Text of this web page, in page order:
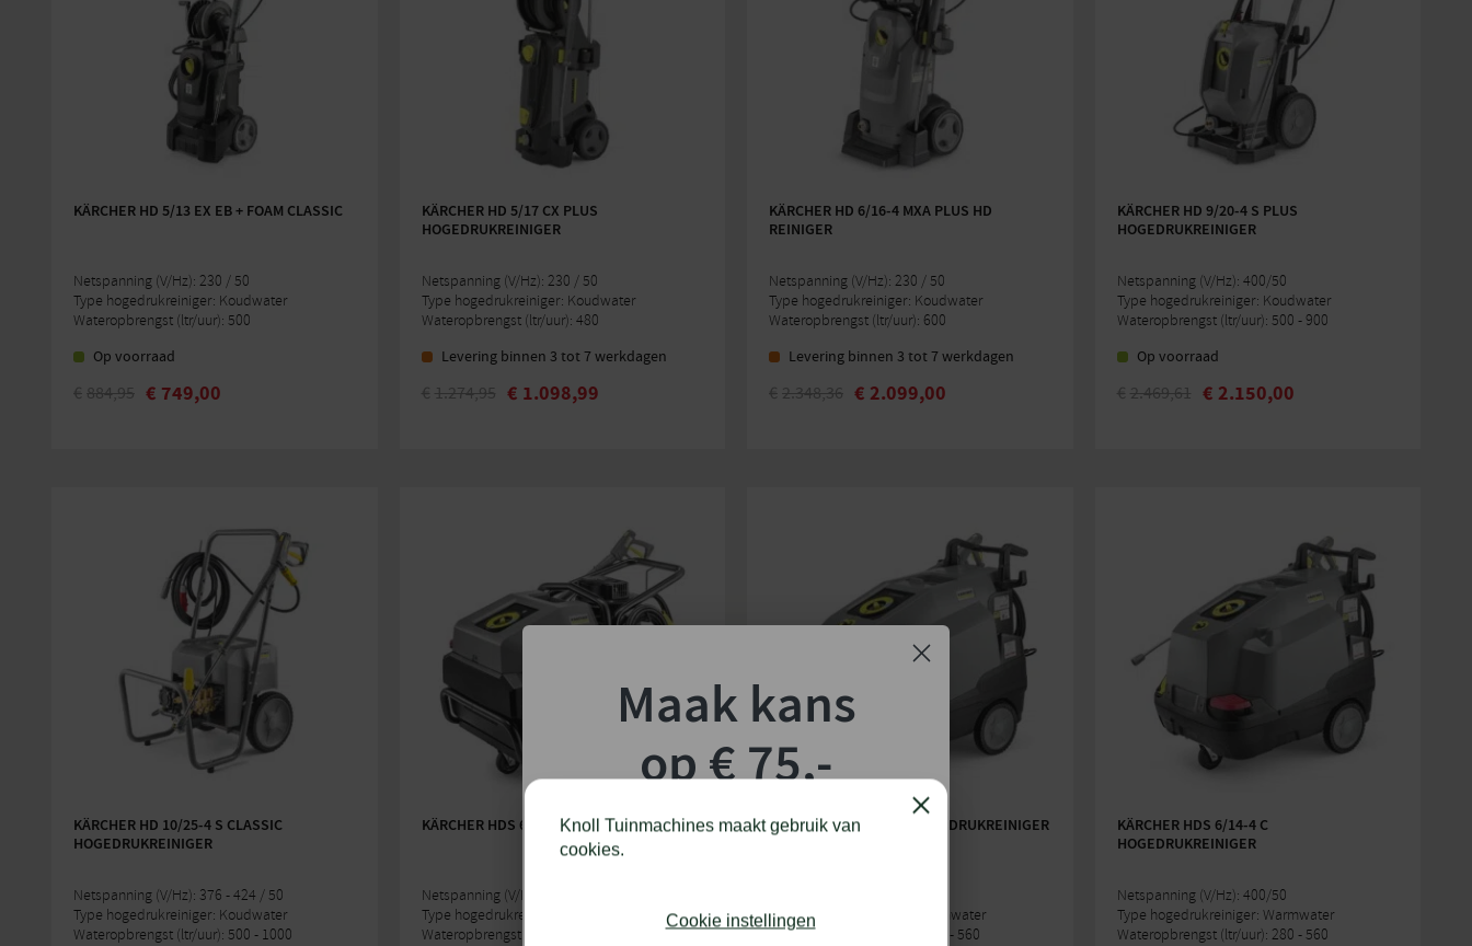
KÄRCHER HD 5/13 EX EB + FOAM CLASSIC
Netspanning (V/Hz): 230 / 50
Type hogedrukreiniger: Koudwater
Wateropbrengst (ltr/uur): 500
Op voorraad
€ 884,95 € 749,00
KÄRCHER HD 5/17 CX PLUS
HOGEDRUKREINIGER
Netspanning (V/Hz): 230 / 50
Type hogedrukreiniger: Koudwater
Wateropbrengst (ltr/uur): 480
Levering binnen 3 tot 7 werkdagen
€ 1.274,95 € 1.098,99
KÄRCHER HD 6/16-4 MXA PLUS HD
REINIGER
Netspanning (V/Hz): 230 / 50
Type hogedrukreiniger: Koudwater
Wateropbrengst (ltr/uur): 600
Levering binnen 3 tot 7 werkdagen
€ 2.348,36 € 2.099,00
KÄRCHER HD 9/20-4 S PLUS
HOGEDRUKREINIGER
Netspanning (V/Hz): 400/50
Type hogedrukreiniger: Koudwater
Wateropbrengst (ltr/uur): 500 - 900
Op voorraad
€ 2.469,61 € 2.150,00
KÄRCHER HD 10/25-4 S CLASSIC
HOGEDRUKREINIGER
Netspanning (V/Hz): 376 - 424 / 50
Type hogedrukreiniger: Koudwater
Wateropbrengst (ltr/uur): 500 - 1000
KÄRCHER HDS 6/15-4 C CLASSIC
Netspanning (V/Hz): 400/50
Type hogedrukreiniger: Warmwater
Wateropbrengst (ltr/uur): 300 - 600
KÄRCHER HDS 6/15 C HOGEDRUKREINIGER
Type hogedrukreiniger: Warmwater
Wateropbrengst (ltr/uur): 260 - 560
KÄRCHER HDS 6/14-4 C
HOGEDRUKREINIGER
Netspanning (V/Hz): 400/50
Type hogedrukreiniger: Warmwater
Wateropbrengst (ltr/uur): 280 - 560
Knoll Tuinmachines maakt gebruik van
cookies.
Close
Cookie instellingen
Maak kans
op € 75,-
shoptegoed!